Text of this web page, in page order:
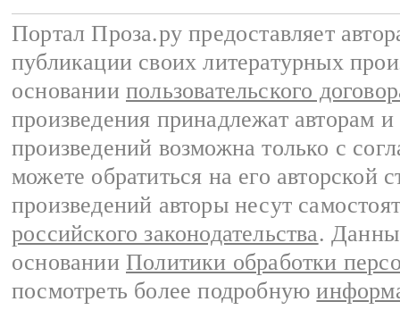
Портал Проза.ру предоставляет
публикации своих литературных
основании пользовательского
произведения принадлежат авторам
произведений возможна только с
можете обратиться на его авторской
произведений авторы несут
российского законодательства.
основании Политики обработки
посмотреть более подробную